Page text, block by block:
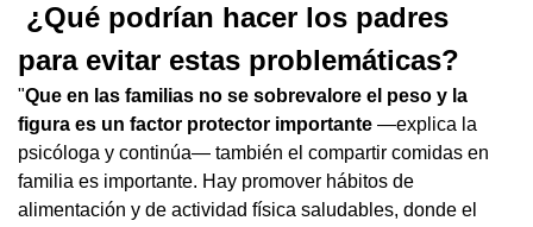
¿Qué podrían hacer los padres
para evitar estas problemáticas?
"Que en las familias no se sobrevalore el peso y la
figura es un factor protector importante —explica la
psicóloga y continúa— también el compartir comidas en
familia es importante. Hay promover hábitos de
alimentación y de actividad física saludables, donde el